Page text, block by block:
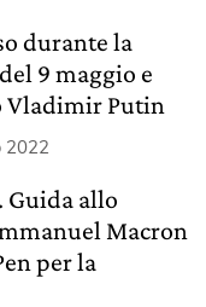
durante la
9 maggio e
Vladimir Putin
2022
Guida allo
Macron
per la